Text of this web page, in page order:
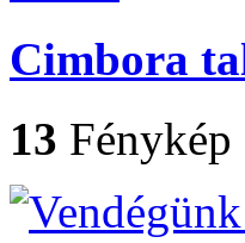
Cimbora
13 Fénykép